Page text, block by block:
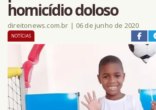
homicídio doloso
direitonews.com.br | 06 de junho de 2020
NOTÍCIAS